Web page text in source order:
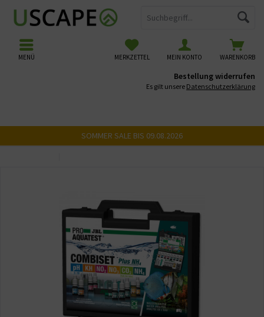
WARENKORB
MERKZETTEL MEIN KONTO
MENÜ
Bestellung widerrufen
Es gilt unsere Datenschutzerklärung
SOMMER SALE BIS 09.08.2026